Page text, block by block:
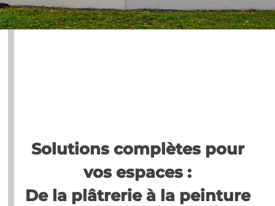
Solutions complètes pour
vos espaces :
De la plâtrerie à la peinture